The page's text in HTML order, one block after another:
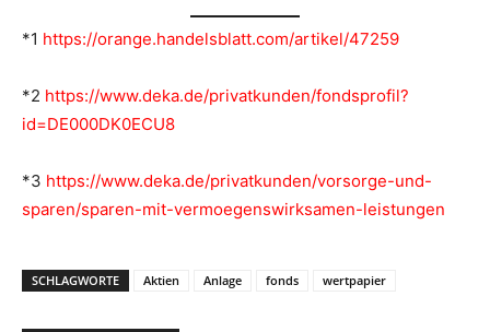
*1 https://orange.handelsblatt.com/artikel/47259
*2 https://www.deka.de/privatkunden/fondsprofil?
id=DE000DK0ECU8
*3 https://www.deka.de/privatkunden/vorsorge-und-
sparen/sparen-mit-vermoegenswirksamen-leistungen
SCHLAGWORTE Aktien Anlage fonds wertpapier